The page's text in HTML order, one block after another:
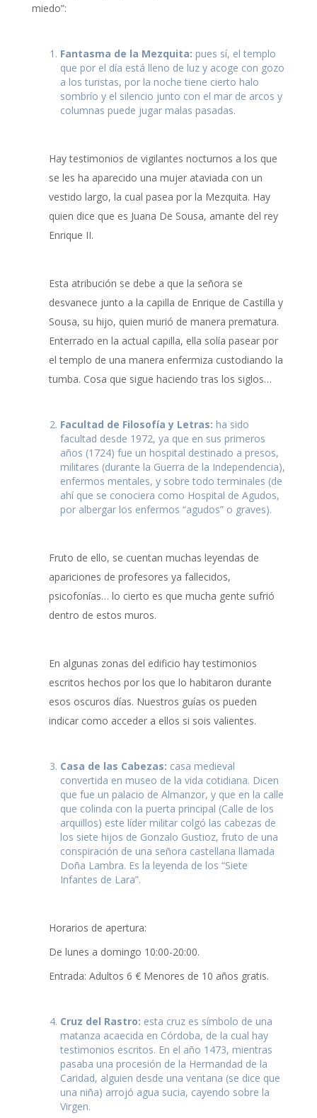
miedo”:
Fantasma de la Mezquita: pues sí, el templo
que por el día está lleno de luz y acoge con gozo
a los turistas, por la noche tiene cierto halo
sombrío y el silencio junto con el mar de arcos y
columnas puede jugar malas pasadas.
Hay testimonios de vigilantes nocturnos a los que
se les ha aparecido una mujer ataviada con un
vestido largo, la cual pasea por la Mezquita. Hay
quien dice que es Juana De Sousa, amante del rey
Enrique II.
Esta atribución se debe a que la señora se
desvanece junto a la capilla de Enrique de Castilla y
Sousa, su hijo, quien murió de manera prematura.
Enterrado en la actual capilla, ella solía pasear por
el templo de una manera enfermiza custodiando la
tumba. Cosa que sigue haciendo tras los siglos…
Facultad de Filosofía y Letras: ha sido
facultad desde 1972, ya que en sus primeros
años (1724) fue un hospital destinado a presos,
militares (durante la Guerra de la Independencia),
enfermos mentales, y sobre todo terminales (de
ahí que se conociera como Hospital de Agudos,
por albergar los enfermos “agudos” o graves).
Fruto de ello, se cuentan muchas leyendas de
apariciones de profesores ya fallecidos,
psicofonías… lo cierto es que mucha gente sufrió
dentro de estos muros.
En algunas zonas del edificio hay testimonios
escritos hechos por los que lo habitaron durante
esos oscuros días. Nuestros guías os pueden
indicar como acceder a ellos si sois valientes.
Casa de las Cabezas: casa medieval
convertida en museo de la vida cotidiana. Dicen
que fue un palacio de Almanzor, y que en la calle
que colinda con la puerta principal (Calle de los
arquillos) este líder militar colgó las cabezas de
los siete hijos de Gonzalo Gustioz, fruto de una
conspiración de una señora castellana llamada
Doña Lambra. Es la leyenda de los “Siete
Infantes de Lara”.
Horarios de apertura:
De lunes a domingo 10:00-20:00.
Entrada: Adultos 6 € Menores de 10 años gratis.
Cruz del Rastro: esta cruz es símbolo de una
matanza acaecida en Córdoba, de la cual hay
testimonios escritos. En el año 1473, mientras
pasaba una procesión de la Hermandad de la
Caridad, alguien desde una ventana (se dice que
una niña) arrojó agua sucia, cayendo sobre la
Virgen.